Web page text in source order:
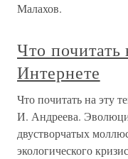
Малахов.
Что почитать
Интернете
Что почитать на эту
И. Андреева.
двустворчатых
экологического